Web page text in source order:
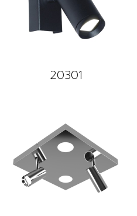
20301